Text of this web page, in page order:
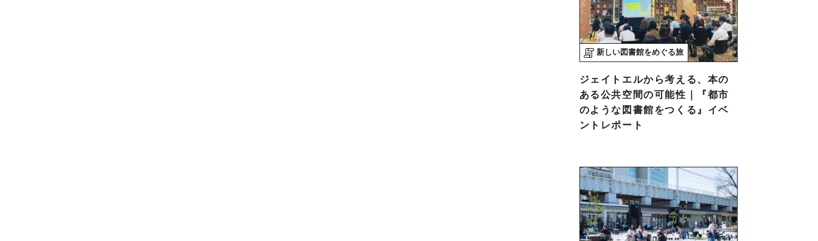
新しい図書館をめぐる旅
ジェイトエルから考える、本の
ある公共空間の可能性｜『都市
のような図書館をつくる』イベ
ントレポート